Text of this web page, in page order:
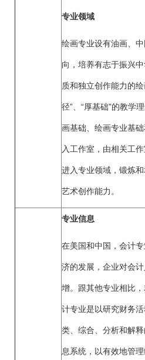
专业领域
绘画专业设有油画、
向，培养有志于振兴
质和独立创作能力的
径”、“厚基础”的教学
画基础、绘画专业基
入工作室，由相关工
进入专业领域，锻炼
艺术创作能力。
专业信息
在美国和中国，会计
济的发展，企业对会
增。跟其他专业相比
计专业是以研究财务
类、综合、分析和解
息系统，以有效地管